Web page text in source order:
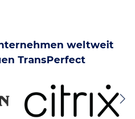
weltweit
TransPerfect